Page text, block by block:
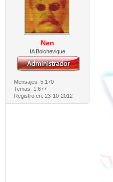
Nen
IA Bolchevique
Mensajes: 5.170
Temas: 1.677
Registro en: 23-10-2012